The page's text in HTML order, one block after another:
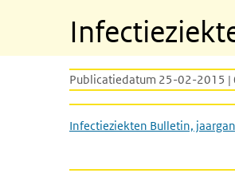
Publicatiedatum 25-02-2015 |
Infectieziekten Bulletin,